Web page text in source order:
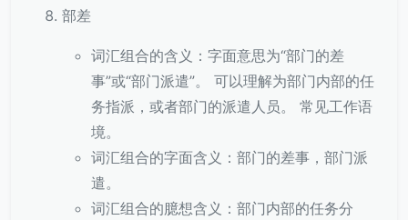
部差
词汇组合的含义：字面意思为“部门的差
事”或“部门派遣”。 可以理解为部门内部的任
务指派，或者部门的派遣人员。 常见工作语
境。
词汇组合的字面含义：部门的差事，部门派
遣。
词汇组合的臆想含义：部门内部的任务分